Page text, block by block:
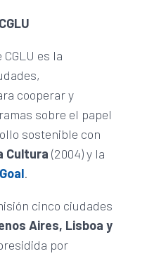
es la
cooperar y
sobre el papel
sostenible con
Cultura (2004) y la
.
cinco ciudades
Aires, Lisboa y
por